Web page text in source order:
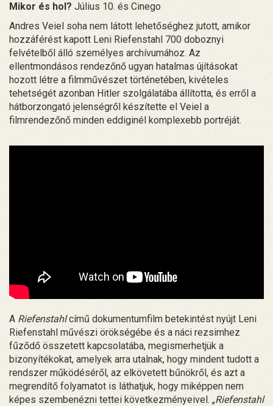
Mikor és hol? Július 10. és Cinego
Andres Veiel soha nem látott lehetőséghez jutott, amikor
hozzáférést kapott Leni Riefenstahl 700 doboznyi
felvételből álló személyes archívumához. Az
ellentmondásos rendezőnő ugyan hatalmas újításokat
hozott létre a filmművészet történetében, kivételes
tehetségét azonban Hitler szolgálatába állította, és erről a
hátborzongató jelenségről készítette el Veiel a
filmrendezőnő minden eddiginél komplexebb portréját.
A Riefenstahlcímű dokumentumfilm betekintést nyújt Leni
Riefenstahl művészi örökségébe és a náci rezsimhez
fűződő összetett kapcsolatába, megismerhetjük a
bizonyítékokat, amelyek arra utalnak, hogy mindent tudott a
rendszer működéséről, az elkövetett bűnökről, és azt a
megrendítő folyamatot is láthatjuk, hogy miképpen nem
képes szembenézni tettei következményeivel. „Riefenstahl